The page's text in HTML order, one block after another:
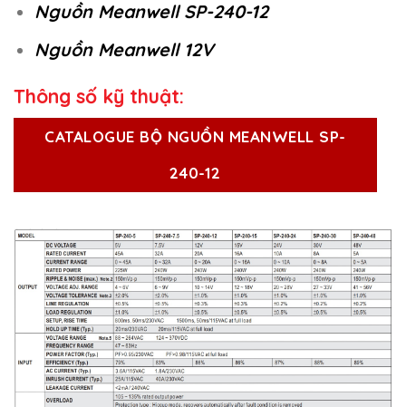
Nguồn Meanwell SP-240-12
Nguồn Meanwell 12V
Thông số kỹ thuật:
CATALOGUE BỘ NGUỒN MEANWELL SP-
240-12